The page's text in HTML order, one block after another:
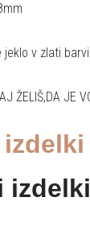
jeklo v zlati
ŽELIŠ,DA JE
izdelki